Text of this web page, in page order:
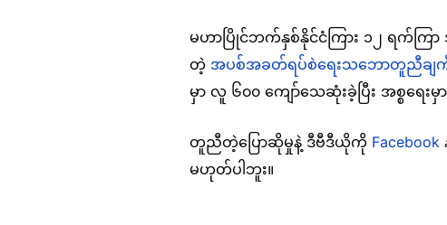
မဟာပြိုင်ဘက်နှစ်နိုင်ငံကြား ၁၂ ရက်က
တဲ့ အပစ်အခတ်ရပ်စဲရေးသဘောတူညီချ
မှာ လူ ၆၀၀ ကျော်သေဆုံးခဲ့ပြီး အစ္စရေး
တူညီတဲ့ပြောဆိုမှုနဲ့ ဒီဗီဒီယိုကို Facebook
မဟုတ်ပါဘူး။